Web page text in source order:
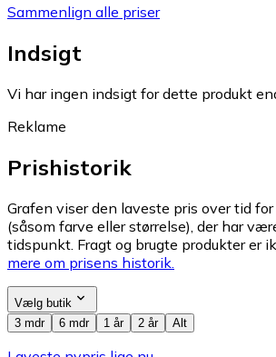
Sammenlign alle priser
Indsigt
Vi har ingen indsigt for dette produkt
Reklame
Prishistorik
Grafen viser den laveste pris over tid
(såsom farve eller størrelse), der har
tidspunkt. Fragt og brugte produkter er
mere om prisens historik.
Vælg butik
3 mdr
6 mdr 1 år 2 år Alt